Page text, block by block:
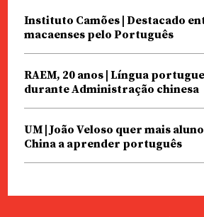
Instituto Camões | Destacado
macaenses pelo Português
RAEM, 20 anos | Língua
durante Administração chinesa
UM | João Veloso quer mais
China a aprender português